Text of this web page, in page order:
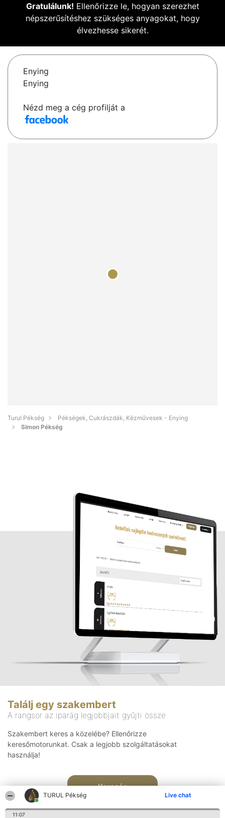
TURUL Pékség Live chat
11:07
Gratulálunk! Ellenőrizze le, hogyan szerezhet
népszerűsítéshez szükséges anyagokat, hogy
élvezhesse sikerét.
Enying
Enying
Nézd meg a cég profilját a
Turul Pékség
Pékségek, Cukrászdák, Kézművesek - Enying
Simon Pékség
Találj egy szakembert
A rangsor az iparág legjobbjait gyűjti össze
Szakembert keres a közelébe? Ellenőrizze
keresőmotorunkat. Csak a legjobb szolgáltatásokat
használja!
Keresés